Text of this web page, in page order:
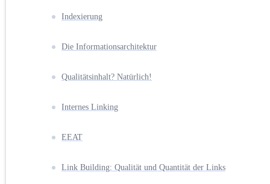
Indexierung
Die Informationsarchitektur
Qualitätsinhalt? Natürlich!
Internes Linking
EEAT
Link Building: Qualität und Quantität der Links